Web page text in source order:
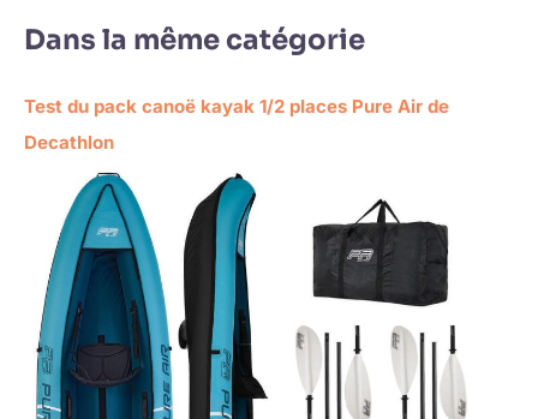
Dans la même catégorie
Test du pack canoë kayak 1/2 places Pure Air de
Decathlon